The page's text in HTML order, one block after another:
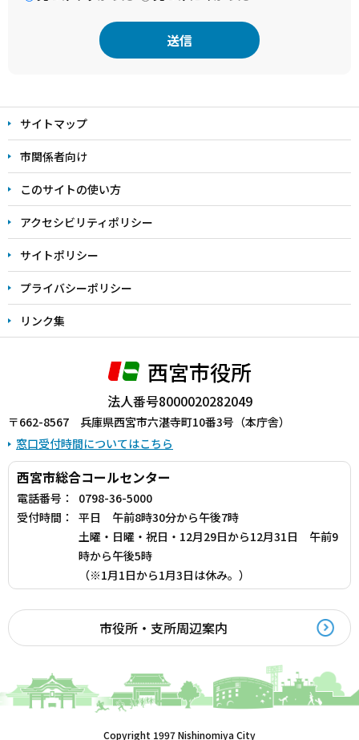
文
こ
こ
ま
で
サイトマップ
市関係者向け
このサイトの使い方
アクセシビリティポリシー
サイトポリシー
プライバシーポリシー
リンク集
西宮市役所
法人番号8000020282049
〒662-8567 兵庫県西宮市六湛寺町10番3号（本庁舎）
窓口受付時間についてはこちら
西宮市総合コールセンター
電話番号：
0798-36-5000
受付時間：
平日 午前8時30分から午後7時
土曜・日曜・祝日・12月29日から12月31日 午前9
時から午後5時
（※1月1日から1月3日は休み。）
市役所・支所周辺案内
Copyright 1997 Nishinomiya City